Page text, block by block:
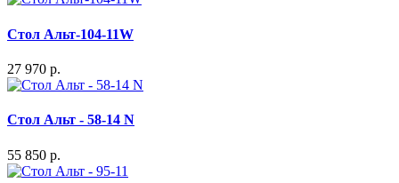
Стол Альт-104-11W
27 970 р.
Стол Альт - 58-14 N
55 850 р.